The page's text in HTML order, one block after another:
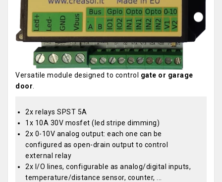
Versatile module designed to control gate or garage
door
2x relays SPST 5A
1x 10A 30V mosfet (led stripe dimming)
2x 0-10V analog output: each one can be
configured as open-drain output to control
external relay
2x I/O lines, configurable as analog/digital inputs,
temperature/distance sensor, counter, ...